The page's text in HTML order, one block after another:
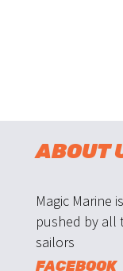
ABOUT
Magic Marine
pushed by all
sailors
FACEBOOK